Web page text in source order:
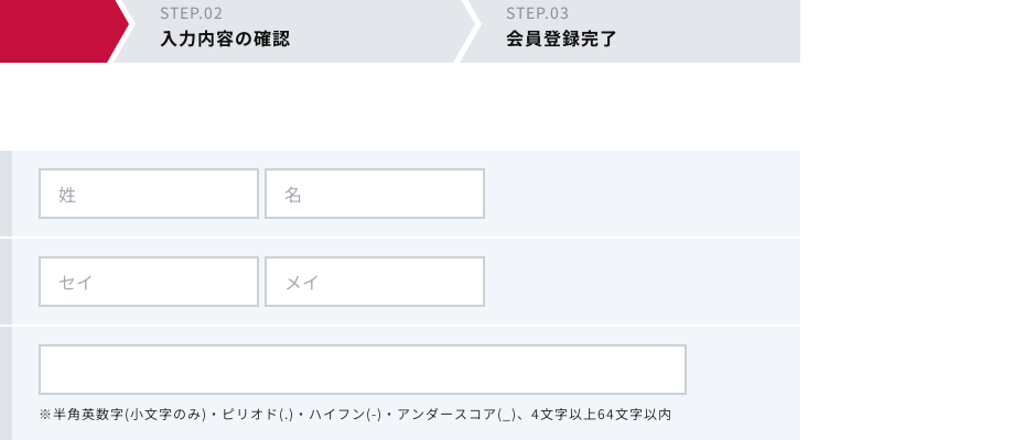
STEP.02
入力内容の確認
STEP.03
会員登録完了
※半角英数字(小文字のみ)・ピリオド(.)・ハイフン(-)・アンダースコア(_)、4文字以上64文字以内